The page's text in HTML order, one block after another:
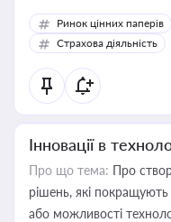
Ринок цінних паперів
Страхова діяльність
Інновації в
Про що тема: Про
рішень, які покращують
або можливості